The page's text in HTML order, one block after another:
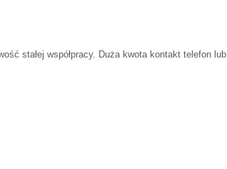
stałej współpracy. Duża kwota kontakt telefon lub